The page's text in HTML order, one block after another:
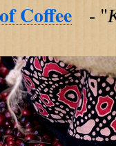
Coffee - "